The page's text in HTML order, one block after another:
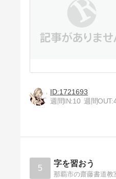
1721693
週間IN:10 週間OUT:
5 字を習おう
那覇市の齋藤書道教